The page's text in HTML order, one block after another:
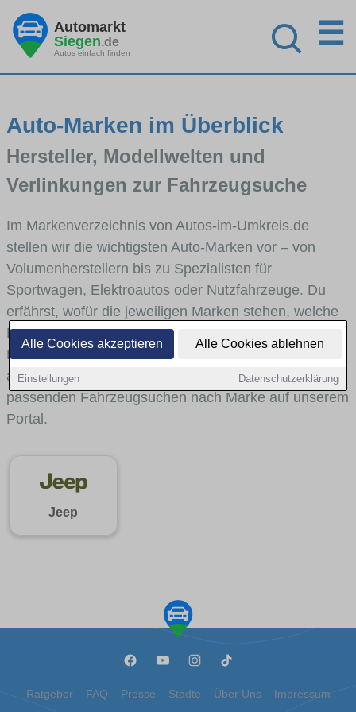
Alle Cookies akzeptieren Alle Cookies ablehnen
Einstellungen Datenschutzerklärung
Automarkt
Siegen.de
Autos einfach finden
☰
Auto-Marken im Überblick
Hersteller, Modellwelten und
Verlinkungen zur Fahrzeugsuche
Im Markenverzeichnis von Autos-im-Umkreis.de
stellen wir die wichtigsten Auto-Marken vor – von
Volumenherstellern bis zu Spezialisten für
Sportwagen, Elektroautos oder Nutzfahrzeuge. Du
erfährst, wofür die jeweiligen Marken stehen, welche
Fahrzeugklassen sie abdecken und wie sich die
Modellwelten unterscheiden. Von den Markenportraits
aus gelangst du mit internen Links bequem zu den
passenden Fahrzeugsuchen nach Marke auf unserem
Portal.
Jeep
Ratgeber FAQ Presse Städte Über Uns Impressum